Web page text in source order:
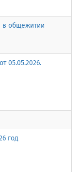
в общежитии
05.05.2026.
год